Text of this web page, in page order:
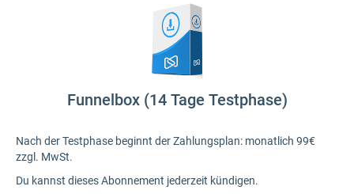
Funnelbox (14 Tage Testphase)
Nach der Testphase beginnt der Zahlungsplan: monatlich 99€
zzgl. MwSt.
Du kannst dieses Abonnement jederzeit kündigen.